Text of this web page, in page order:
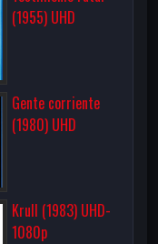
(1955) UHD
Gente corriente
(1980) UHD
Krull (1983) UHD-
1080p